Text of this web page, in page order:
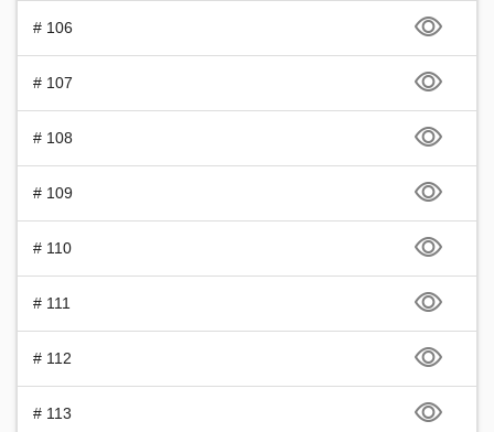
# 106
# 107
# 108
# 109
# 110
# 111
# 112
# 113